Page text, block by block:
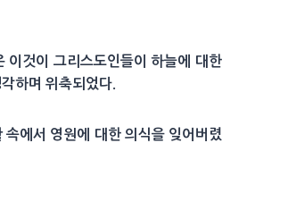
이것이 그리스도인들이 하늘에 대한
하며 위축되었다.
에서 영원에 대한 의식을 잊어버렸